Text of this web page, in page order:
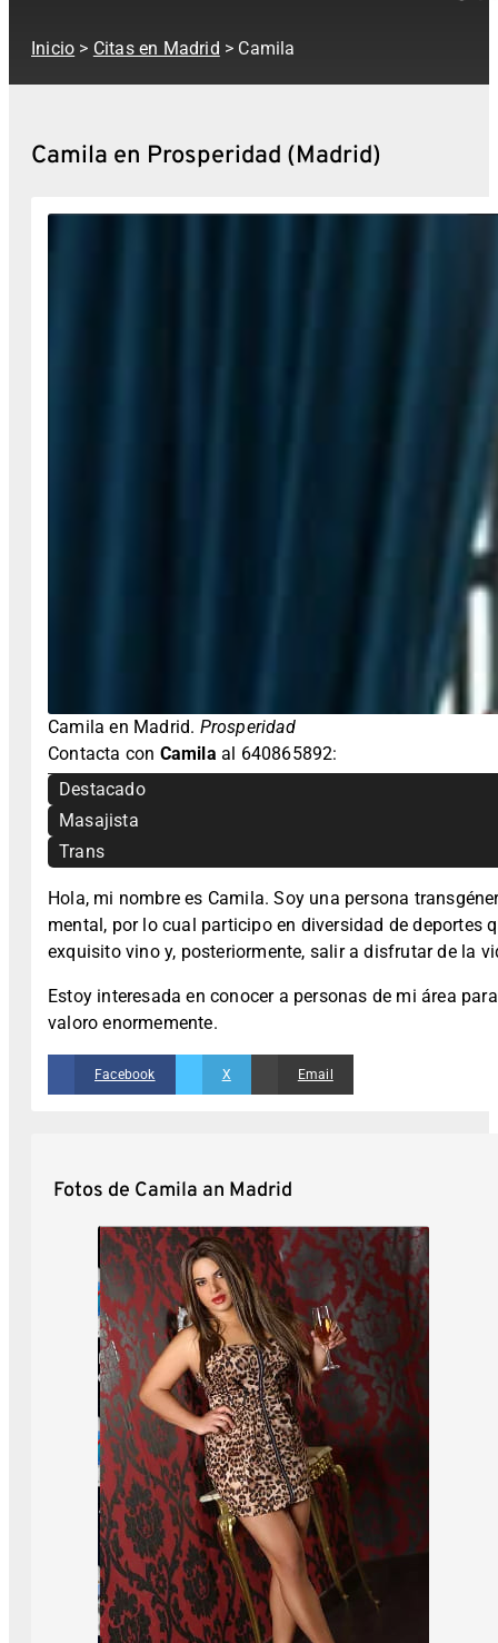
Inicio > Citas en Madrid > Camila
Camila en Prosperidad (Madrid)
Camila en Madrid. Prosperidad
Contacta con Camila al 640865892:
Destacado
Masajista
Trans
Hola, mi nombre es Camila. Soy una persona
mental, por lo cual participo en diversidad de deportes
exquisito vino y, posteriormente, salir a disfrutar de la
Estoy interesada en conocer a personas de mi área
valoro enormemente.
Facebook X Email
Fotos de Camila an Madrid